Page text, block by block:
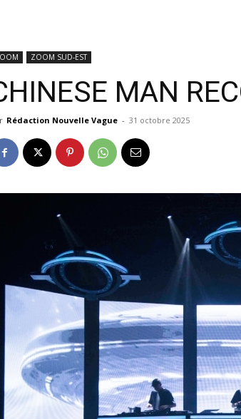
ZOOM SUD-EST
MAN
Rédaction Nouvelle Vague - 31 octobre 2025